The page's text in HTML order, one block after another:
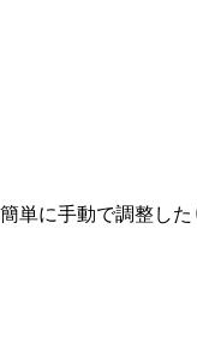
単に手動で調整し